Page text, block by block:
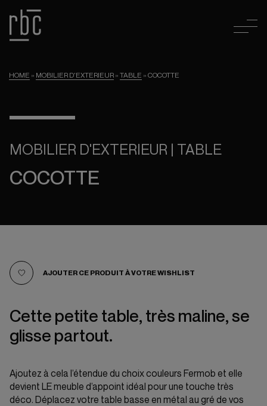
HOME » MOBILIER D'EXTERIEUR » TABLE » COCOTTE
MOBILIER D'EXTERIEUR | TABLE
COCOTTE
AJOUTER CE PRODUIT À VOTRE WISHLIST
Cette petite table, très maline, se
glisse partout.
Ajoutez à cela l’étendue du choix couleurs Fermob et elle
devient LE meuble d’appoint idéal pour une touche très
déco. Déplacez votre table basse en métal au gré de vos